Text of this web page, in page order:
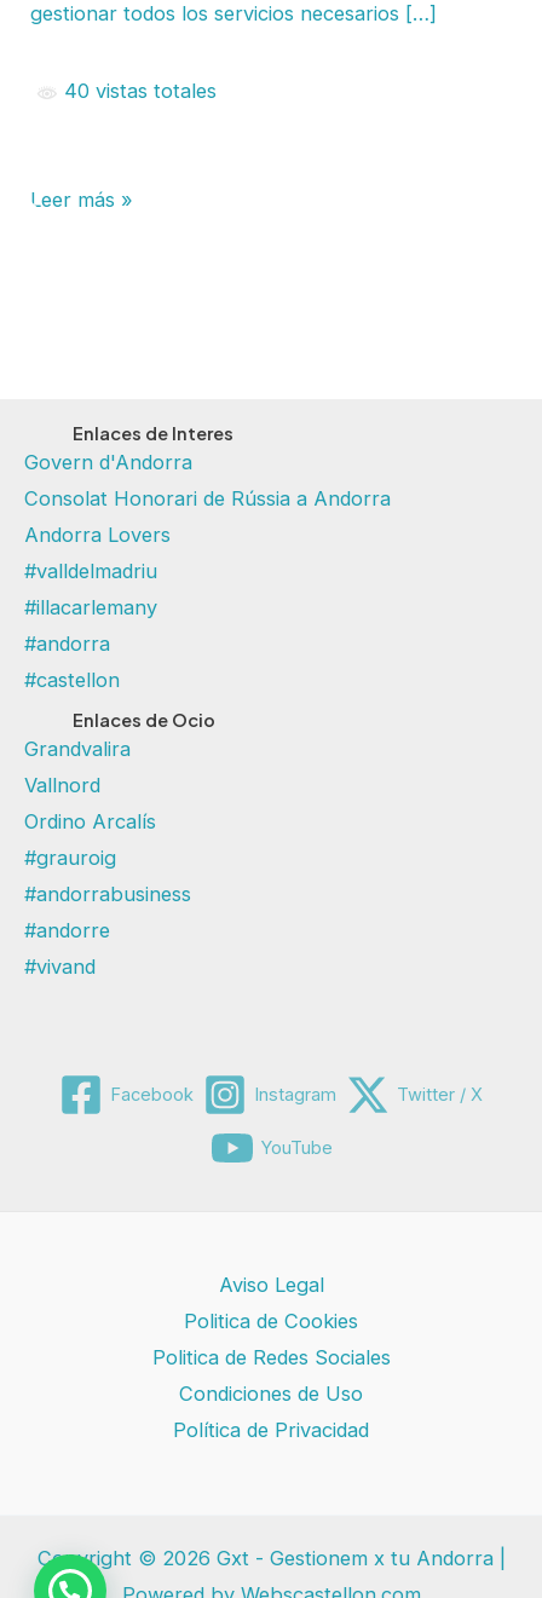
gestionar todos los servicios necesarios […]
40 vistas totales
Leer más »
Enlaces de Interes
Govern d'Andorra
Consolat Honorari de Rússia a Andorra
Andorra Lovers
#valldelmadriu
#illacarlemany
#andorra
#castellon
Enlaces de Ocio
Grandvalira
Vallnord
Ordino Arcalís
#grauroig
#andorrabusiness
#andorre
#vivand
Facebook Instagram Twitter / X
YouTube
Aviso Legal
Politica de Cookies
Politica de Redes Sociales
Condiciones de Uso
Política de Privacidad
Copyright © 2026 Gxt - Gestionem x tu Andorra |